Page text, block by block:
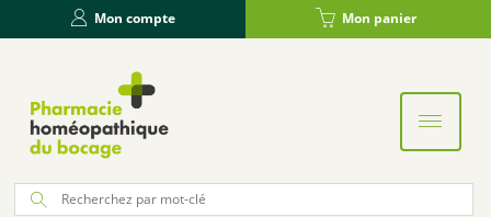
Mon compte Mon panier
Panneau de gestion des cookies